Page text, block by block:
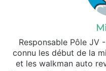
Responsable Pôle JV
connu les début de la
et les walkman auto